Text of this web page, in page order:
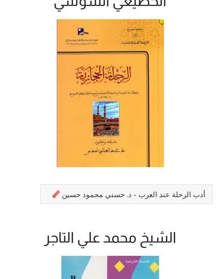
أدب الرحلة عند العرب - د. حسني محمود حسين
الشيخ محمد علي التاجر